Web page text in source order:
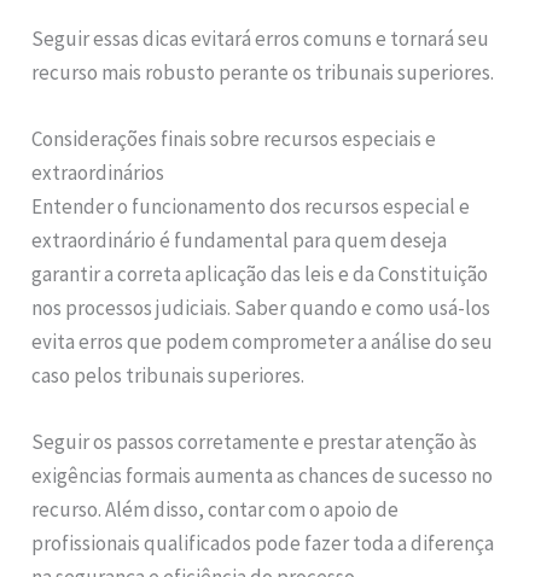
Seguir essas dicas evitará erros comuns e tornará seu
recurso mais robusto perante os tribunais superiores.
Considerações finais sobre recursos especiais e
extraordinários
Entender o funcionamento dos recursos especial e
extraordinário é fundamental para quem deseja
garantir a correta aplicação das leis e da Constituição
nos processos judiciais. Saber quando e como usá-los
evita erros que podem comprometer a análise do seu
caso pelos tribunais superiores.
Seguir os passos corretamente e prestar atenção às
exigências formais aumenta as chances de sucesso no
recurso. Além disso, contar com o apoio de
profissionais qualificados pode fazer toda a diferença